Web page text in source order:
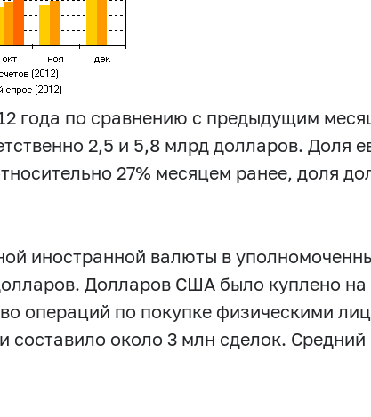
года по сравнению с предыдущим
2,5 и 5,8 млрд долларов. Доля
27% месяцем ранее, доля
иностранной валюты в
Долларов США было куплено
операций по покупке физическими
около 3 млн сделок.